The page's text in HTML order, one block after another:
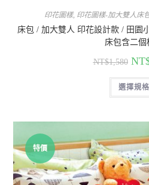
印花圖樣, 印花圖樣-加大雙人床
床包 / 加大雙人 印花設計款 / 田園
床包含二個
NT$1,580
選擇規格
特價